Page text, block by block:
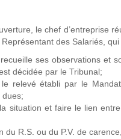
le chef d’entreprise
des Salariés,
ses observations et
décidée par le Tribunal;
relevé établi par le
dues;
situation et faire le lien
R.S. ou du P.V. de